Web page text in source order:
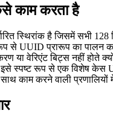
काम करता है
स्थिरांक है जिसमें सभी
से UUID प्रारूप का पालन
या वेरिएंट बिट्स नहीं होते
स्पष्ट रूप से एक विशेष केस
काम करने वाली प्रणालियों